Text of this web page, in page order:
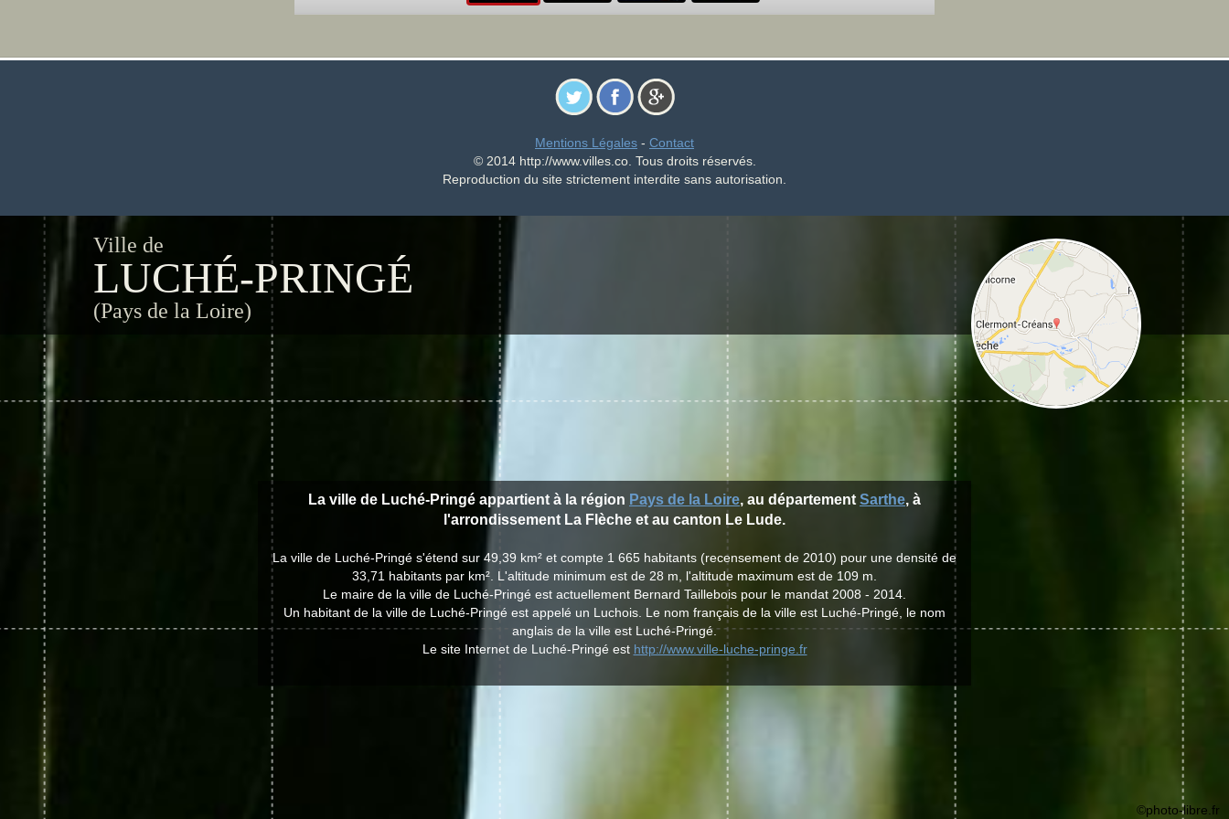
Mentions Légales - Contact
© 2014 http://www.villes.co. Tous droits réservés.
Reproduction du site strictement interdite sans autorisation.
Ville de
LUCHÉ-PRINGÉ
(Pays de la Loire)
La ville de Luché-Pringé appartient à la région Pays de la Loire, au département Sarthe, à
l'arrondissement La Flèche et au canton Le Lude.
La ville de Luché-Pringé s'étend sur 49,39 km² et compte 1 665 habitants (recensement de 2010) pour une densité de
33,71 habitants par km². L'altitude minimum est de 28 m, l'altitude maximum est de 109 m.
Le maire de la ville de Luché-Pringé est actuellement Bernard Taillebois pour le mandat 2008 - 2014.
Un habitant de la ville de Luché-Pringé est appelé un Luchois. Le nom français de la ville est Luché-Pringé, le nom
anglais de la ville est Luché-Pringé.
Le site Internet de Luché-Pringé est http://www.ville-luche-pringe.fr
©photo-libre.fr